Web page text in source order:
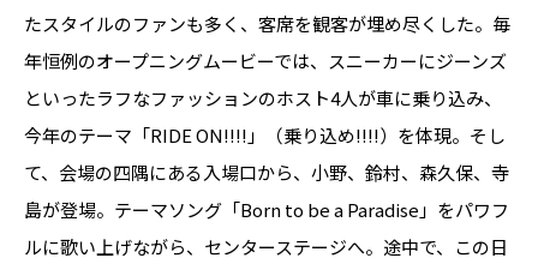
たスタイルのファンも多く、客席を観客が埋め尽くした。毎
年恒例のオープニングムービーでは、スニーカーにジーンズ
といったラフなファッションのホスト4人が車に乗り込み、
今年のテーマ「RIDE ON!!!!」（乗り込め!!!!）を体現。そし
て、会場の四隅にある入場口から、小野、鈴村、森久保、寺
島が登場。テーマソング「Born to be a Paradise」をパワフ
ルに歌い上げながら、センターステージへ。途中で、この日